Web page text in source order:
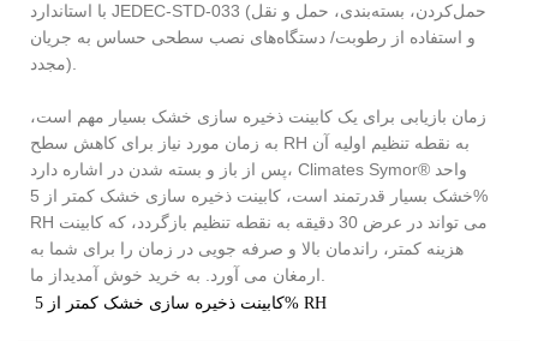
با استاندارد JEDEC-STD-033 (حمل‌کردن، بسته‌بندی، حمل و نقل
و استفاده از رطوبت/ دستگاه‌های نصب سطحی حساس به جریان
مجدد).
زمان بازیابی برای یک کابینت ذخیره سازی خشک بسیار مهم است،
به زمان مورد نیاز برای کاهش سطح RH به نقطه تنظیم اولیه آن
پس از باز و بسته شدن در اشاره دارد، Climates Symor® واحد
خشک بسیار قدرتمند است، کابینت ذخیره سازی خشک کمتر از 5%
RH می تواند در عرض 30 دقیقه به نقطه تنظیم بازگردد، که کابینت
هزینه کمتر، راندمان بالا و صرفه جویی در زمان را برای شما به
ارمغان می آورد. به خرید خوش آمدید
کابینت ذخیره سازی خشک کمتر از 5% RH